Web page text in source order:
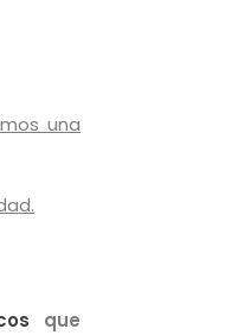
una
que